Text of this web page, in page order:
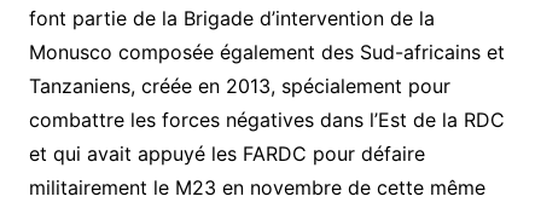
font partie de la Brigade d’intervention de la
Monusco composée également des Sud-africains et
Tanzaniens, créée en 2013, spécialement pour
combattre les forces négatives dans l’Est de la RDC
et qui avait appuyé les FARDC pour défaire
militairement le M23 en novembre de cette même